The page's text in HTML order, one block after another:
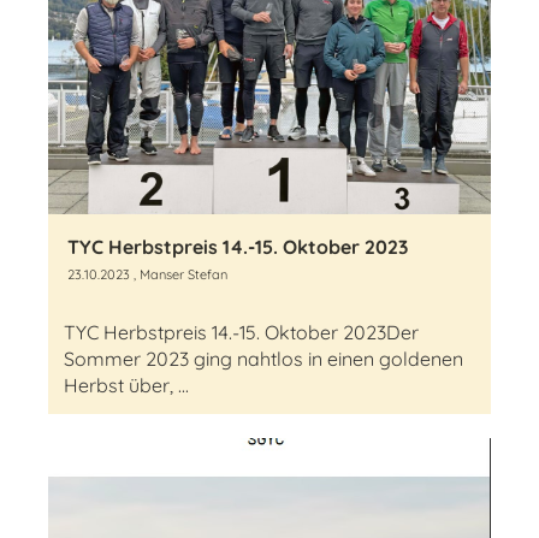
TYC Herbstpreis 14.-15. Oktober 2023
23.10.2023 , Manser Stefan
TYC Herbstpreis 14.-15. Oktober 2023Der
Sommer 2023 ging nahtlos in einen goldenen
Herbst über, ...